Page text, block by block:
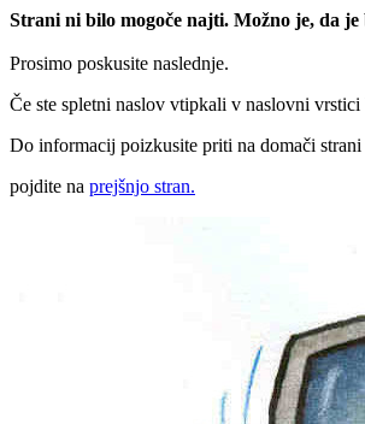
Strani ni bilo mogoče najti. Možno je, da
Prosimo poskusite naslednje.
Če ste spletni naslov vtipkali v naslovni
Do informacij poizkusite priti na domači strani
pojdite na prejšnjo stran.